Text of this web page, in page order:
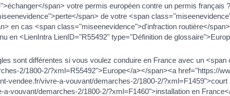
span> votre permis européen contre un permis français
span> de votre <span
en cas <span class="miseenevidence">d'infraction routière</
en <LienIntra LienID="R55492" type="Définition de
sont différentes si vous voulez conduire en France avec un
2/1800-2/?xml=R55492">Europe</a></span><a href="https://
vendee.fr/vivre-a-vouvant/demarches-2/1800-2/
a-vouvant/demarches-2/1800-2/?xml=F1460">installation en